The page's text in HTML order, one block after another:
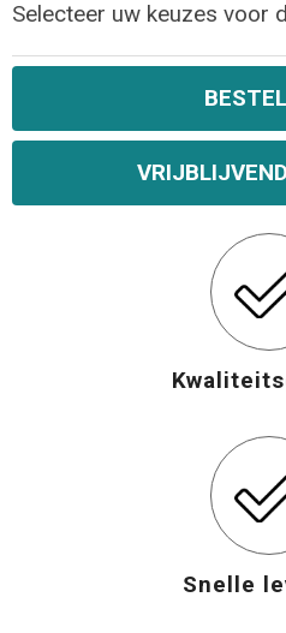
Hygiëne en Persoonlijke
Tablettassen
Opvouwbare tassen
Waterbestendige tassen
Katoenen draagtassen
Selecteer uw keuzes voor
Snelle